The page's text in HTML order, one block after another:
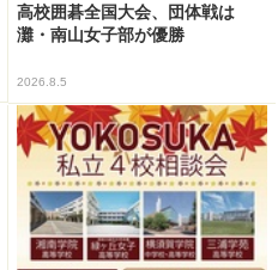
高校囲碁全国大会、団体戦は
灘・南山女子部が優勝
2026.8.5